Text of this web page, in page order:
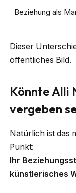
Beziehung als
Dieser
öffentliches Bild.
Könnte Alli
vergeben
Natürlich ist das
Punkt:
Ihr
künstlerisches